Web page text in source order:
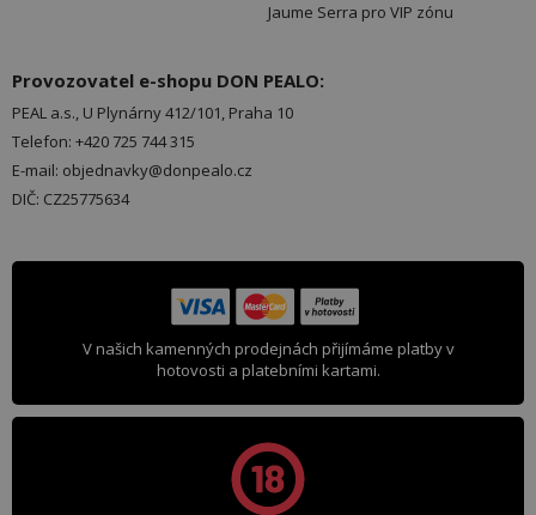
Jaume Serra pro VIP zónu
Provozovatel e-shopu DON PEALO:
PEAL a.s., U Plynárny 412/101, Praha 10
Telefon: +420 725 744 315
E-mail: objednavky@donpealo.cz
DIČ: CZ25775634
V našich kamenných prodejnách přijímáme platby v
hotovosti a platebními kartami.